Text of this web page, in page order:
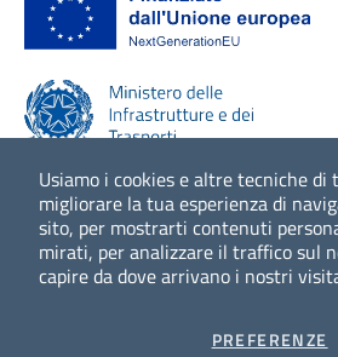
Usiamo i cookies e altre tecniche di
migliorare la tua esperienza di
sito, per mostrarti contenuti
mirati, per analizzare il traffico sul
capire da dove arrivano i nostri
PREFERENZE